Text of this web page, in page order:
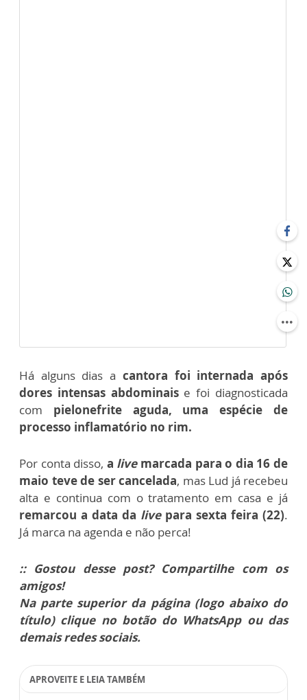
Há alguns dias a cantora foi internada após
dores intensas abdominaise foi diagnosticada
com pielonefrite aguda, uma espécie de
processo inflamatório no rim.
Por conta disso, a livemarcada para o dia 16 de
maio teve de ser cancelada, mas Lud já recebeu
alta e continua com o tratamento em casa e já
remarcou a data da livepara sexta feira (22).
Já marca na agenda e não perca!
:: Gostou desse post? Compartilhe com os
amigos!
Na parte superior da página (logo abaixo do
título) clique no botão do WhatsApp ou das
demais redes sociais.
APROVEITE E LEIA TAMBÉM